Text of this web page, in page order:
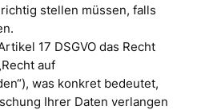
stellen müssen, falls
17 DSGVO das Recht
auf
was konkret bedeutet,
Ihrer Daten verlangen